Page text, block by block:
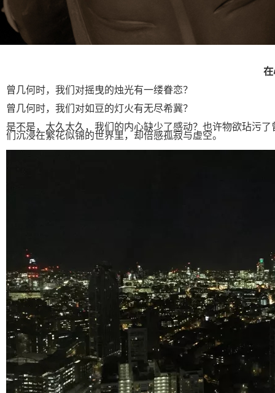
曾几何时，我们对摇曳的烛光有一缕眷恋？
曾几何时，我们对如豆的灯火有无尽希冀？
是不是，太久太久，我们的内心缺少了感动？也许物欲玷污
们沉浸在繁花似锦的世界里，却倍感孤寂与虚空。